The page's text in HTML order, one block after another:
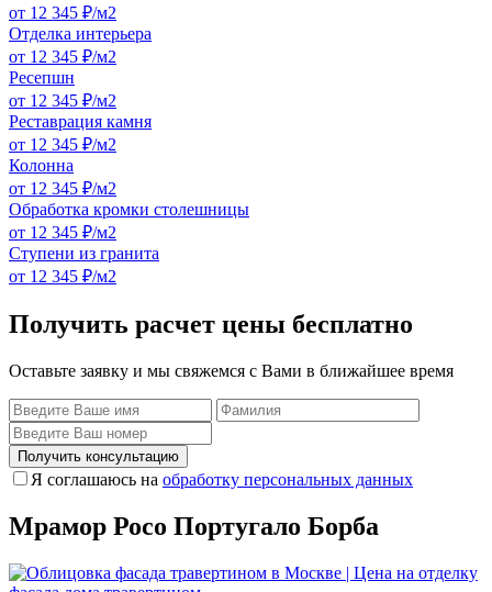
от 12 345 ₽/м2
Отделка интерьера
от 12 345 ₽/м2
Ресепшн
от 12 345 ₽/м2
Реставрация камня
от 12 345 ₽/м2
Колонна
от 12 345 ₽/м2
Обработка кромки столешницы
от 12 345 ₽/м2
Ступени из гранита
от 12 345 ₽/м2
Получить расчет цены бесплатно
Оставьте заявку и мы свяжемся с Вами в ближайшее время
Получить консультацию
Я соглашаюсь на обработку персональных данных
Мрамор Росо Португало Борба